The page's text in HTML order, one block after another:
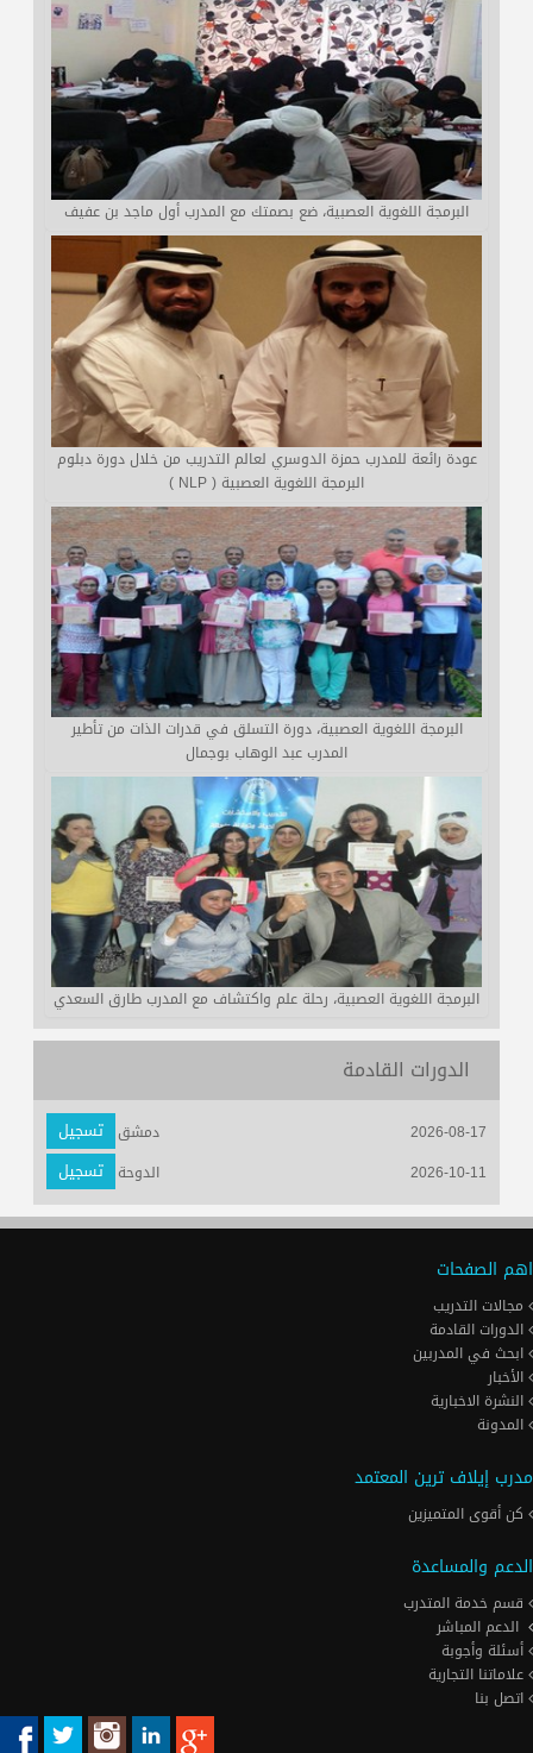
البرمجة اللغوية العصبية، ضع بصمتك مع المدرب أول ماجد بن عفيف
عودة رائعة للمدرب حمزة الدوسري لعالم التدريب من خلال دورة دبلوم
البرمجة اللغوية العصبية ( NLP )
البرمجة اللغوية العصبية، دورة التسلق في قدرات الذات من تأطير
المدرب عبد الوهاب بوجمال
البرمجة اللغوية العصبية، رحلة علم واكتشاف مع المدرب طارق السعدي
الدورات القادمة
2026-08-17 دمشق تسجيل
2026-10-11 الدوحة تسجيل
اهم الصفحات
مجالات التدريب
الدورات القادمة
ابحث في المدربين
الأخبار
النشرة الاخبارية
المدونة
مدرب إيلاف ترين المعتمد
كن أقوى المتميزين
الدعم والمساعدة
قسم خدمة المتدرب
الدعم المباشر
أسئلة وأجوبة
علاماتنا التجارية
اتصل بنا